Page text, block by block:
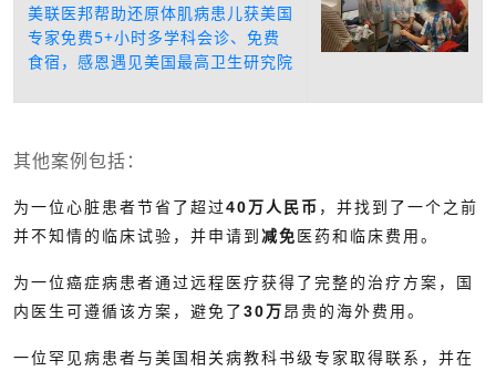
美联医邦帮助还原体肌病患儿获美国
专家免费5+小时多学科会诊、免费
食宿，感恩遇见美国最高卫生研究院
其他案例包括：
为一位心脏患者节省了超过40万人民币 ，并找到了一个之前
并不知情的临床试验，并申请到 减免 医药和临床费用。
为一位癌症病患者通过远程医疗获得了完整的治疗方案，国
内医生可遵循该方案，避免了30万昂贵的海外费用。
一位罕见病患者与美国相关病教科书级专家取得联系，并在